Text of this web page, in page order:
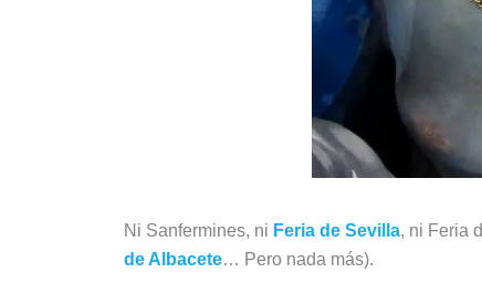
Ni Sanfermines, ni Feria de Sevilla, ni Feria
de Albacete… Pero nada más).